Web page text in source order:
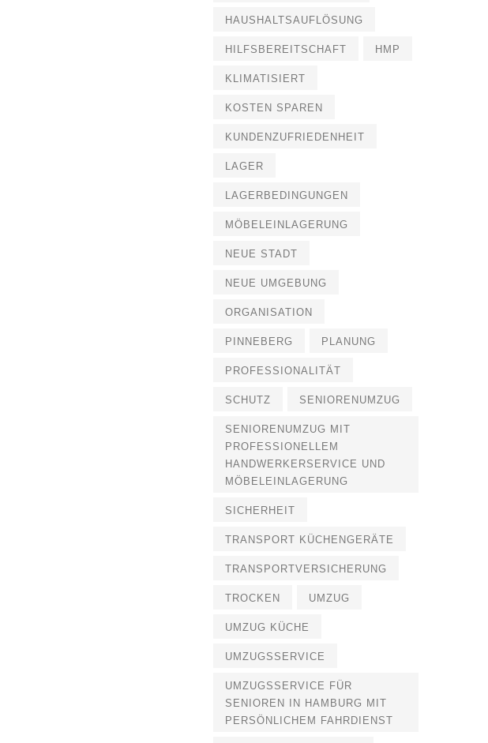
HAUSHALTSAUFLÖSUNG
HILFSBEREITSCHAFT HMP
KLIMATISIERT
KOSTEN SPAREN
KUNDENZUFRIEDENHEIT
LAGER
LAGERBEDINGUNGEN
MÖBELEINLAGERUNG
NEUE STADT
NEUE UMGEBUNG
ORGANISATION
PINNEBERG PLANUNG
PROFESSIONALITÄT
SCHUTZ SENIORENUMZUG
SENIORENUMZUG MIT
PROFESSIONELLEM
HANDWERKERSERVICE UND
MÖBELEINLAGERUNG
SICHERHEIT
TRANSPORT KÜCHENGERÄTE
TRANSPORTVERSICHERUNG
TROCKEN UMZUG
UMZUG KÜCHE
UMZUGSSERVICE
UMZUGSSERVICE FÜR
SENIOREN IN HAMBURG MIT
PERSÖNLICHEM FAHRDIENST